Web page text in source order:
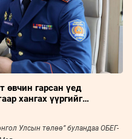
өвчин гарсан үед
хангах үүргийг
Улсын төлөө” буландаа ОБЕГ-